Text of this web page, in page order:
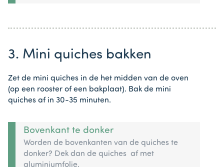
3. Mini quiches bakken
Zet de mini quiches in de het midden van de oven
(op een rooster of een bakplaat). Bak de mini
quiches af in 30-35 minuten.
Bovenkant te donker
Worden de bovenkanten van de quiches te
donker? Dek dan de quiches af met
aluminiumfolie.